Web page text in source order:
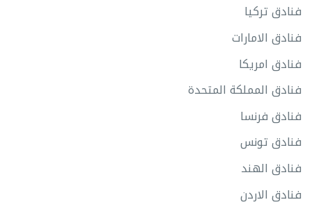
فنادق تركيا
فنادق الامارات
فنادق امريكا
فنادق المملكة المتحدة
فنادق فرنسا
فنادق تونس
فنادق الهند
فنادق الاردن